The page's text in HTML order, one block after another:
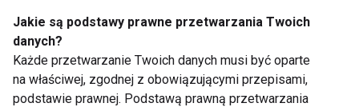
Dieta
Jakie są podstawy prawne przetwarzania Twoich
danych?
Każde przetwarzanie Twoich danych musi być oparte
na właściwej, zgodnej z obowiązującymi przepisami,
podstawie prawnej. Podstawą prawną przetwarzania